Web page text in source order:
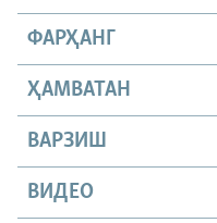
ФАРҲАНГ
ҲАМВАТАН
ВАРЗИШ
ВИДЕО